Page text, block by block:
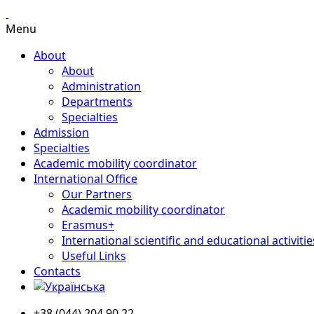
Menu
About
About
Administration
Departments
Specialties
Admission
Specialties
Academic mobility coordinator
International Office
Our Partners
Academic mobility coordinator
Erasmus+
International scientific and educational
Useful Links
Contacts